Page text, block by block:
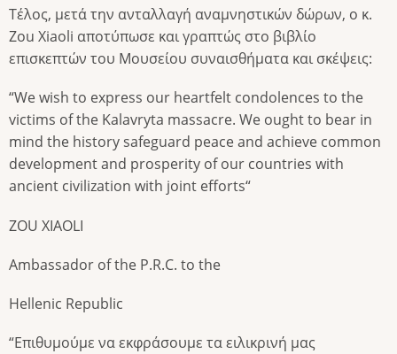
Τέλος, μετά την ανταλλαγή αναμνηστικών δώρων, ο κ.
Zou Xiaoli αποτύπωσε και γραπτώς στο βιβλίο
επισκεπτών του Μουσείου συναισθήματα και σκέψεις:
“We wish to express our heartfelt condolences to the
victims of the Kalavryta massacre. We ought to bear in
mind the history safeguard peace and achieve common
development and prosperity of our countries with
ancient civilization with joint efforts“
ZOU XIAOLI
Ambassador of the P.R.C. to the
Hellenic Republic
“Επιθυμούμε να εκφράσουμε τα ειλικρινή μας